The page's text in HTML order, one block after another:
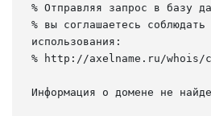
% Отправляя запрос в базу
% вы соглашаетесь соблюдать
использования:
% http://axelname.ru/whois/
Информация о домене не